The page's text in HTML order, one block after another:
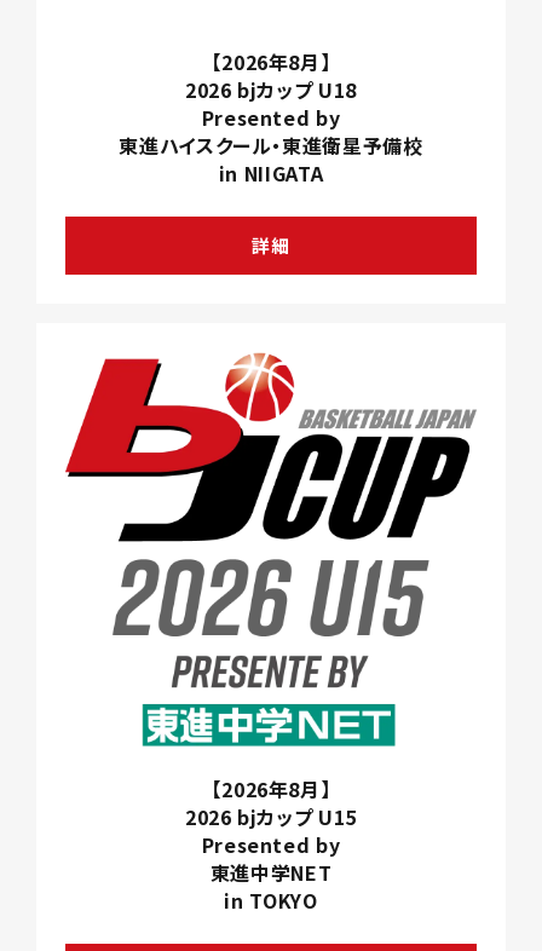
【2026年8月】
2026 bjカップ U18
Presented by
東進ハイスクール・東進衛星予備校
in NIIGATA
詳細
【2026年8月】
2026 bjカップ U15
Presented by
東進中学NET
in TOKYO